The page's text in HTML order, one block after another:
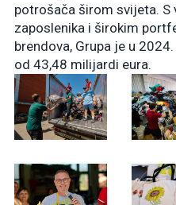
potrošača širom svijeta. S
zaposlenika i širokim
brendova, Grupa je u
od 43,48 milijardi eura.